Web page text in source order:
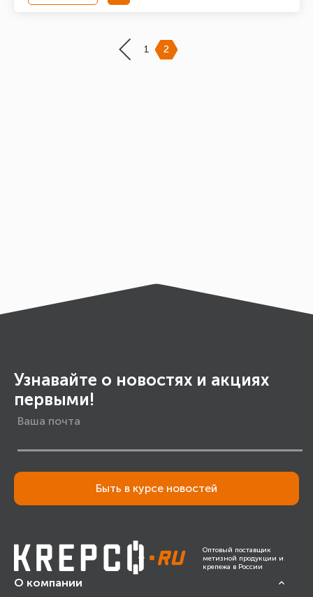
1 2
Узнавайте о новостях и акциях
первыми!
Быть в курсе новостей
Оптовый поставщик
метизной продукции и
крепежа в России
О компании